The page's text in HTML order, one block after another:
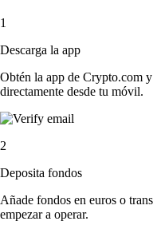
1
Descarga la app
Obtén la app de Crypto.com
directamente desde tu móvil.
2
Deposita fondos
Añade fondos en euros o
empezar a operar.